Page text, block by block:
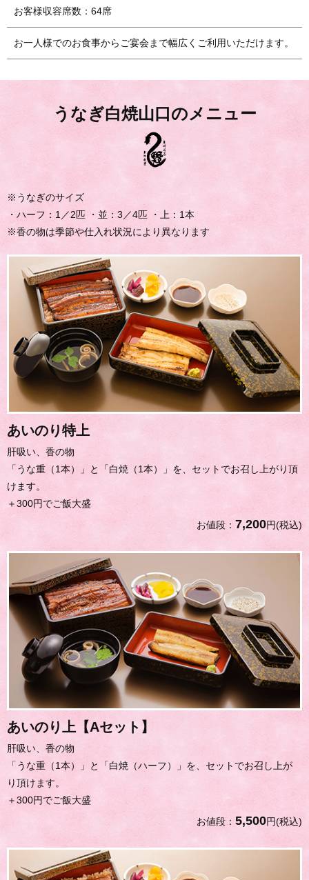
お客様収容席数：64席
お一人様でのお食事からご宴会まで幅広くご利用いただけます。
うなぎ白焼山口のメニュー
※うなぎのサイズ
・ハーフ：1／2匹 ・並：3／4匹 ・上：1本
※香の物は季節や仕入れ状況により異なります
あいのり特上
肝吸い、香の物
「うな重（1本）」と「白焼（1本）」を、セットでお召し上がり頂
けます。
＋300円でご飯大盛
お値段： 7,200円(税込)
あいのり上【Aセット】
肝吸い、香の物
「うな重（1本）」と「白焼（ハーフ）」を、セットでお召し上が
り頂けます。
＋300円でご飯大盛
お値段： 5,500円(税込)